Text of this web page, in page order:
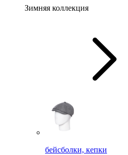
Зимняя коллекция
бейсболки, кепки